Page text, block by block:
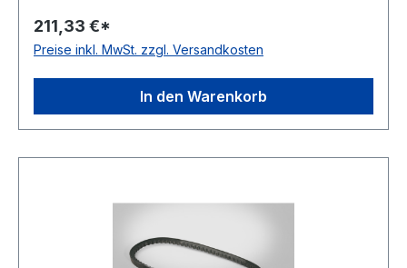
antistatisch: ja Norm: DIN 7719 / ISO 1604 Breite:
47mm Höhe: 13mm Winkel: 28° Material:
211,33 €*
Preise inkl. MwSt. zzgl. Versandkosten
In den Warenkorb